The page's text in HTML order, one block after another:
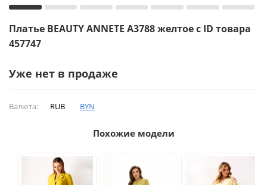
Платье BEAUTY ANNETE A3788 желтое с ID товара
457747
Уже нет в продаже
Валюта: RUB BYN
Похожие модели